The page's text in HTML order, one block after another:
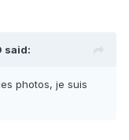
said:
photos, je suis